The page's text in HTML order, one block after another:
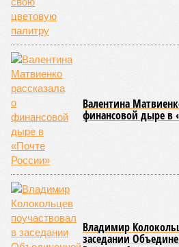
бетононасосов, ни работающих
мобилизации подрядчиков. При
осталось менее полугода.
Если в «Сказочном лесу»
отчитывался о поэтапной
конкретными инженерными
монолитных конструкций,
то по «Станции Л» подобной
дольщики не видят. Ни Capital
строительства не подтверждают
строительства, ни объёма
Напрашивается закономерный
декларируемая «Capital Group
проблемные объекты SSD»)
Лосиноостровской, почему она не